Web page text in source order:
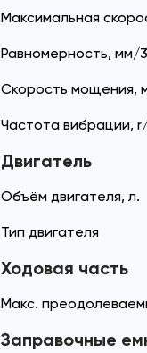
Максимальная
Равномерность, мм/
Скорость мощения,
Частота вибрации,
Двигатель
Объём двигателя, л.
Тип двигателя
Ходовая часть
Макс.
Заправочные